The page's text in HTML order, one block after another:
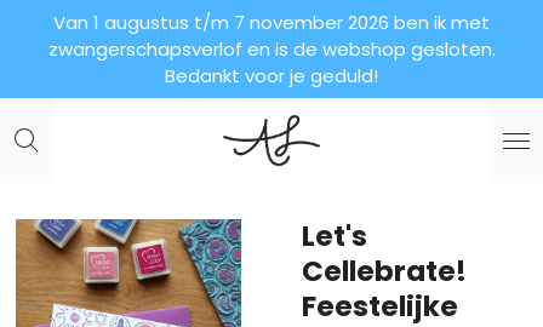
direct
de
hoofdinhoud
Van 1 augustus t/m 7 november 2026 ben ik met
zwangerschapsverlof en is de webshop gesloten.
Bedankt voor je geduld!
Let's
Cellebrate!
Feestelijke